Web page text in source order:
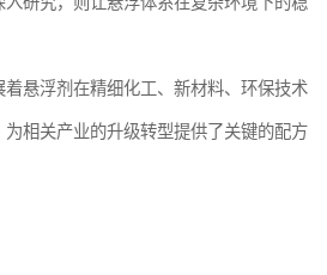
悬浮剂在精细化工、新材料、环保技术
相关产业的升级转型提供了关键的配方